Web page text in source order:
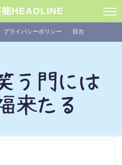
能HEADLINE
プライバシーポリシー 目次